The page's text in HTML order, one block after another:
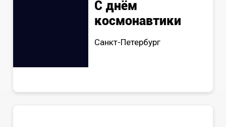
С днём
космонавтики
Санкт-Петербург